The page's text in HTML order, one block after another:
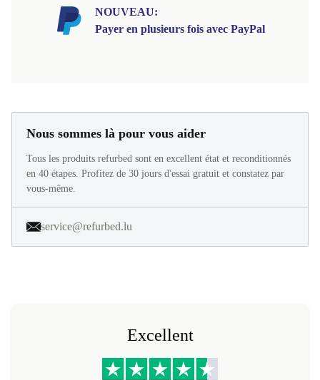
NOUVEAU:
Payer en plusieurs fois avec PayPal
Nous sommes là pour vous aider
Tous les produits refurbed sont en excellent état et reconditionnés
en 40 étapes. Profitez de 30 jours d'essai gratuit et constatez par
vous-même.
service@refurbed.lu
Excellent